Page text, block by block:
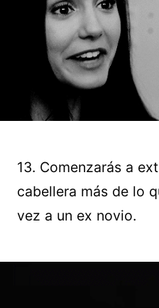
13. Comenzarás a
cabellera más de lo
vez a un ex novio.